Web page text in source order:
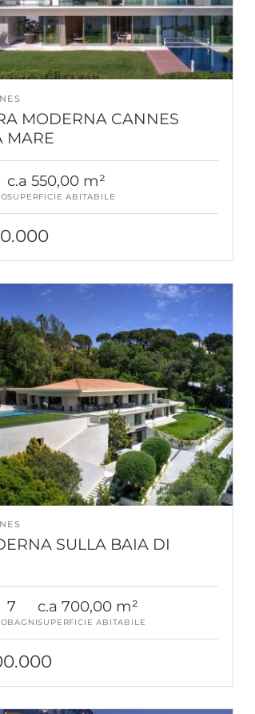
MODERNA CANNES
MARE
c.a 550,00 m²
SUPERFICIE ABITABILE
SULLA BAIA DI
7
BAGNI
c.a 700,00 m²
SUPERFICIE ABITABILE